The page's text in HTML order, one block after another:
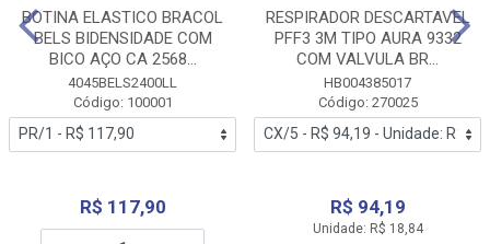
BOTINA ELASTICO BRACOL
BELS BIDENSIDADE COM
BICO AÇO CA 2568...
4045BELS2400LL
Código: 100001
R$ 117,90
RESPIRADOR DESCARTAVEL
PFF3 3M TIPO AURA 9332
COM VALVULA BR...
HB004385017
Código: 270025
R$ 94,19
Unidade: R$ 18,84